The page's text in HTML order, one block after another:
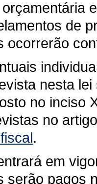
de
ocorrerão
nesta
no inciso
no
.
em
serão pagos